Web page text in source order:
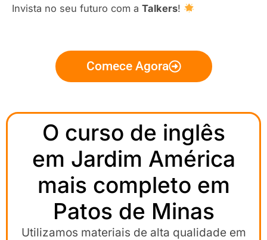
Invista no seu futuro com a Talkers!
Comece Agora
O curso de inglês
em Jardim América
mais completo em
Patos de Minas
Utilizamos materiais de alta qualidade em